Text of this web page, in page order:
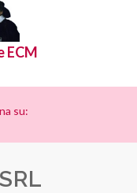
ECM
su: